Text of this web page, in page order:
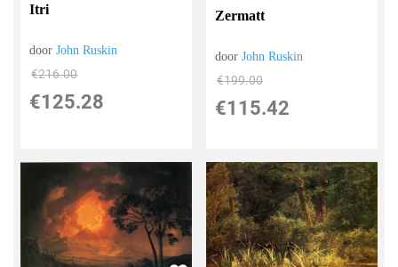
Itri
doorJohn Ruskin
€216.00
€125.28
Zermatt
doorJohn Ruskin
€199.00
€115.42